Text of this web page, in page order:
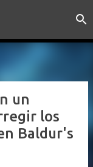
un
los
Baldur's